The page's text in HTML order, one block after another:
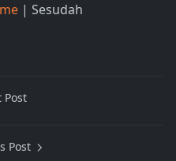
| Sesudah
Post
Post